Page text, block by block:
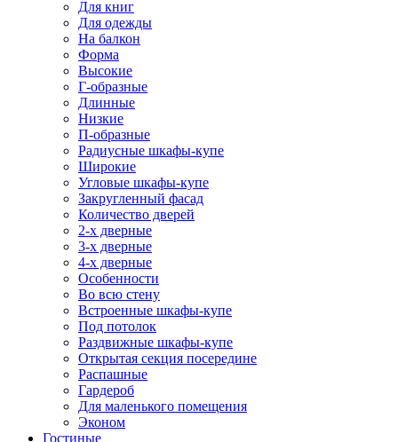
Для книг
Для одежды
На балкон
Форма
Высокие
Г-образные
Длинные
Низкие
П-образные
Радиусные шкафы-купе
Широкие
Угловые шкафы-купе
Закругленный фасад
Количество дверей
2-х дверные
3-х дверные
4-х дверные
Особенности
Во всю стену
Встроенные шкафы-купе
Под потолок
Раздвижные шкафы-купе
Открытая секция посередине
Распашные
Гардероб
Для маленького помещения
Эконом
Гостиные